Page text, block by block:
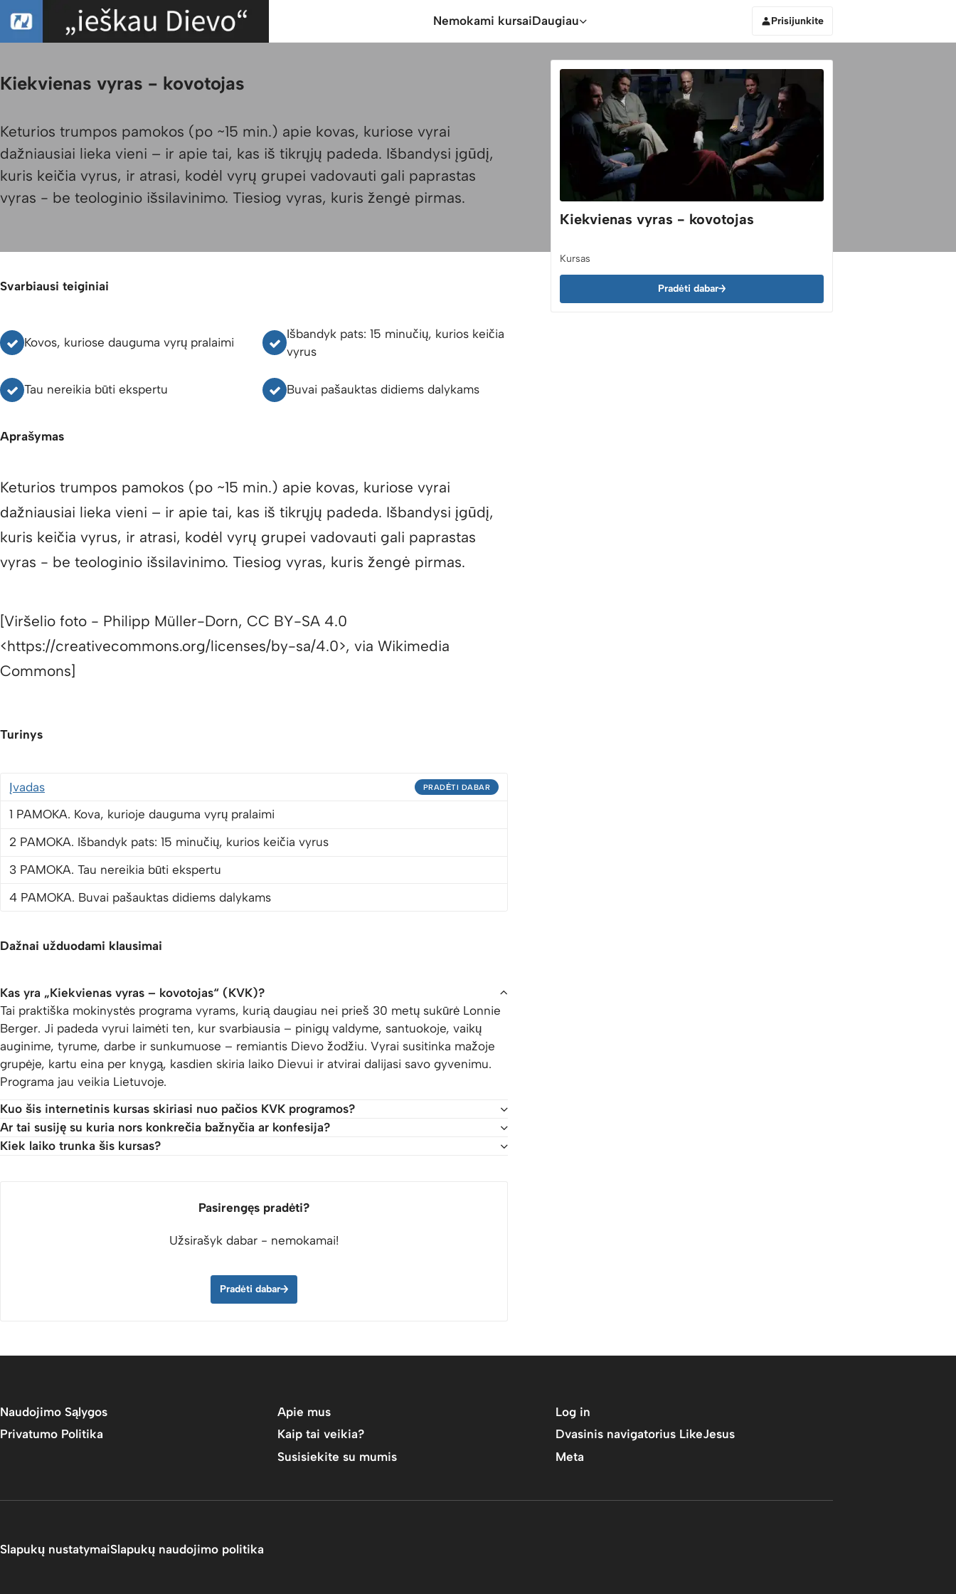
Nemokami kursaiDaugiau Prisijunkite
Kiekvienas vyras - kovotojas
Keturios trumpos pamokos (po ~15 min.) apie kovas, kuriose vyrai
dažniausiai lieka vieni – ir apie tai, kas iš tikrųjų padeda. Išbandysi įgūdį,
kuris keičia vyrus, ir atrasi, kodėl vyrų grupei vadovauti gali paprastas
vyras - be teologinio išsilavinimo. Tiesiog vyras, kuris žengė pirmas.
Kiekvienas vyras - kovotojas
Kursas
Pradėti dabar
Svarbiausi teiginiai
Kovos, kuriose dauguma vyrų pralaimi
Išbandyk pats: 15 minučių, kurios keičia
vyrus
Tau nereikia būti ekspertu Buvai pašauktas didiems dalykams
Aprašymas
Keturios trumpos pamokos (po ~15 min.) apie kovas, kuriose vyrai
dažniausiai lieka vieni – ir apie tai, kas iš tikrųjų padeda. Išbandysi įgūdį,
kuris keičia vyrus, ir atrasi, kodėl vyrų grupei vadovauti gali paprastas
vyras - be teologinio išsilavinimo. Tiesiog vyras, kuris žengė pirmas.
[Viršelio foto - Philipp Müller-Dorn, CC BY-SA 4.0
<https://creativecommons.org/licenses/by-sa/4.0>, via Wikimedia
Commons]
Turinys
Įvadas PRADĖTI DABAR
1 PAMOKA. Kova, kurioje dauguma vyrų pralaimi
2 PAMOKA. Išbandyk pats: 15 minučių, kurios keičia vyrus
3 PAMOKA. Tau nereikia būti ekspertu
4 PAMOKA. Buvai pašauktas didiems dalykams
Dažnai užduodami klausimai
Kas yra „Kiekvienas vyras – kovotojas“ (KVK)?
Tai praktiška mokinystės programa vyrams, kurią daugiau nei prieš 30 metų sukūrė Lonnie
Berger. Ji padeda vyrui laimėti ten, kur svarbiausia – pinigų valdyme, santuokoje, vaikų
auginime, tyrume, darbe ir sunkumuose – remiantis Dievo žodžiu. Vyrai susitinka mažoje
grupėje, kartu eina per knygą, kasdien skiria laiko Dievui ir atvirai dalijasi savo gyvenimu.
Programa jau veikia Lietuvoje.
Kuo šis internetinis kursas skiriasi nuo pačios KVK programos?
Ar tai susiję su kuria nors konkrečia bažnyčia ar konfesija?
Kiek laiko trunka šis kursas?
Pasirengęs pradėti?
Užsirašyk dabar - nemokamai!
Pradėti dabar
Naudojimo Sąlygos
Privatumo Politika
Apie mus
Kaip tai veikia?
Susisiekite su mumis
Log in
Dvasinis navigatorius LikeJesus
Meta
Slapukų nustatymaiSlapukų naudojimo politika